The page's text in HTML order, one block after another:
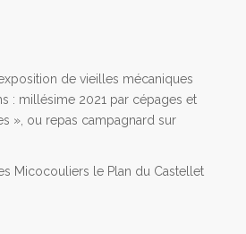
de vieilles mécaniques
: millésime 2021 par cépages et
», ou repas campagnard sur
Micocouliers le Plan du Castellet